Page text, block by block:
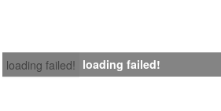
loading failed! loading failed!